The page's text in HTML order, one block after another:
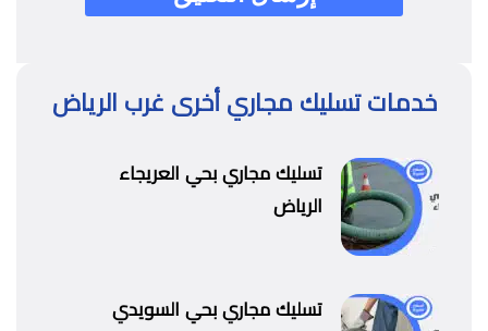
خدمات تسليك مجاري أخرى غرب الرياض
تسليك مجاري بحي العريجاء
الرياض
تسليك مجاري بحي السويدي